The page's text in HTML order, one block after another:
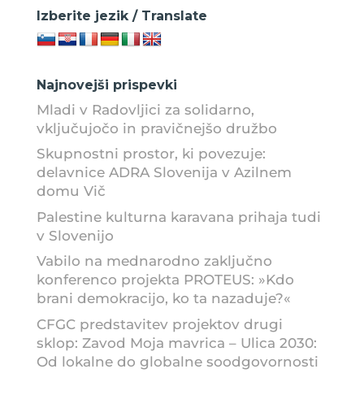
Izberite jezik / Translate
Najnovejši prispevki
Mladi v Radovljici za solidarno,
vključujočo in pravičnejšo družbo
Skupnostni prostor, ki povezuje:
delavnice ADRA Slovenija v Azilnem
domu Vič
Palestine kulturna karavana prihaja tudi
v Slovenijo
Vabilo na mednarodno zaključno
konferenco projekta PROTEUS: »Kdo
brani demokracijo, ko ta nazaduje?«
CFGC predstavitev projektov drugi
sklop: Zavod Moja mavrica – Ulica 2030:
Od lokalne do globalne soodgovornosti